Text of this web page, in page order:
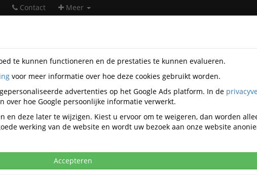
Contact Meer
Stapelsnijders Video's
Alle video's
47cm Elektrisch met onderstel
te kunnen functioneren en de prestaties te kunnen evalueren.
voor meer informatie over hoe deze cookies gebruikt worden.
advertenties op het Google Ads platform. In de
over hoe Google persoonlijke informatie verwerkt.
en deze later te wijzigen. Kiest u ervoor om te weigeren, dan worden
werking van de website en wordt uw bezoek aan onze website
Accepteren